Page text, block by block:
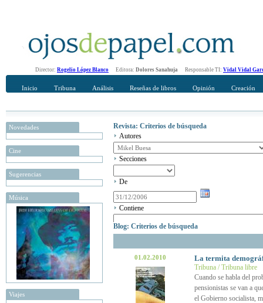
Director: Rogelio López Blanco Editora: Dolores Sanahuja Responsable TI: Vidal Vidal
Inicio Tribuna Análisis Reseñas de libros Opinión Creación
Novedades
Cine
Sugerencias
Música
Viajes
Revista: Criterios de búsqueda
Autores
Secciones
De
Contiene
Blog: Criterios de búsqueda
01.02.2010 La termita
Tribuna / Tribuna libre
Cuando se habla del
pensionistas se van a
el Gobierno socialista,